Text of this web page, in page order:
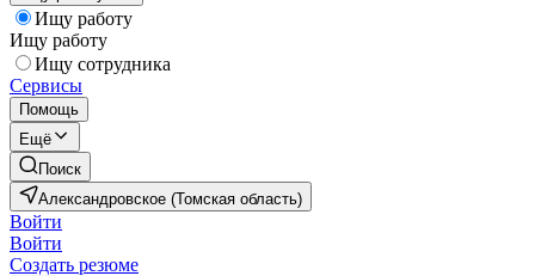
Ищу работу
Ищу работу
Ищу сотрудника
Сервисы
Помощь
Ещё
Поиск
Александровское (Томская область)
Войти
Войти
Создать резюме